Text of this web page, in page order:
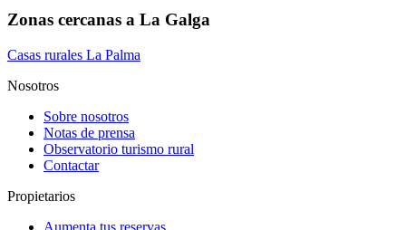
Zonas cercanas a La Galga
Casas rurales La Palma
Nosotros
Sobre nosotros
Notas de prensa
Observatorio turismo rural
Contactar
Propietarios
Aumenta tus reservas